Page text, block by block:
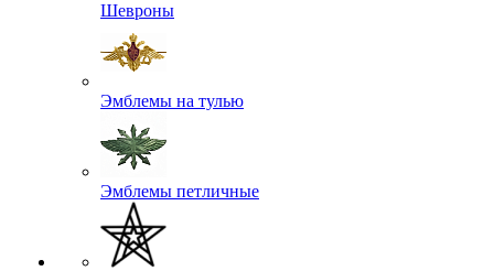
Шевроны
Эмблемы на тулью
Эмблемы петличные